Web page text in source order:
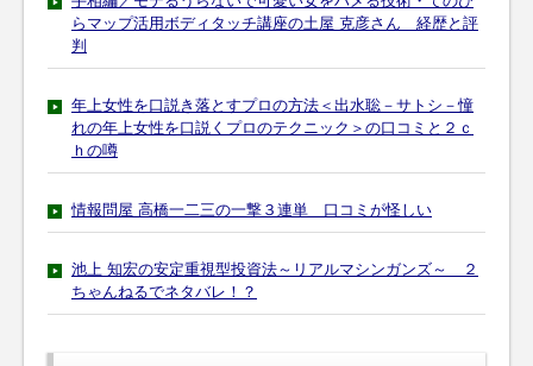
らマップ活用ボディタッチ講座の土屋 克彦さん 経歴と評
判
年上女性を口説き落とすプロの方法＜出水聡－サトシ－憧
れの年上女性を口説くプロのテクニック＞の口コミと２ｃ
ｈの噂
情報問屋 高橋一二三の一撃３連単 口コミが怪しい
池上 知宏の安定重視型投資法～リアルマシンガンズ～ ２
ちゃんねるでネタバレ！？